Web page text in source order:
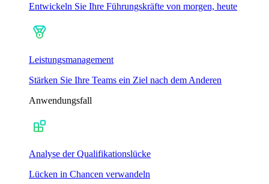
Entwickeln Sie Ihre Führungskräfte von morgen, heute
Leistungsmanagement
Stärken Sie Ihre Teams ein Ziel nach dem Anderen
Anwendungsfall
Analyse der Qualifikationslücke
Lücken in Chancen verwandeln